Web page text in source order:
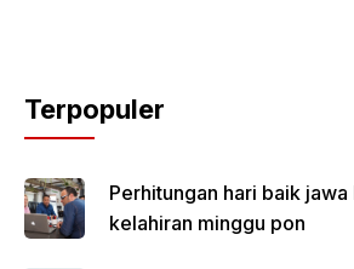
Terpopuler
Perhitungan hari baik
kelahiran minggu pon